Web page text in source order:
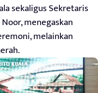
sekaligus Sekretaris
menegaskan
melainkan